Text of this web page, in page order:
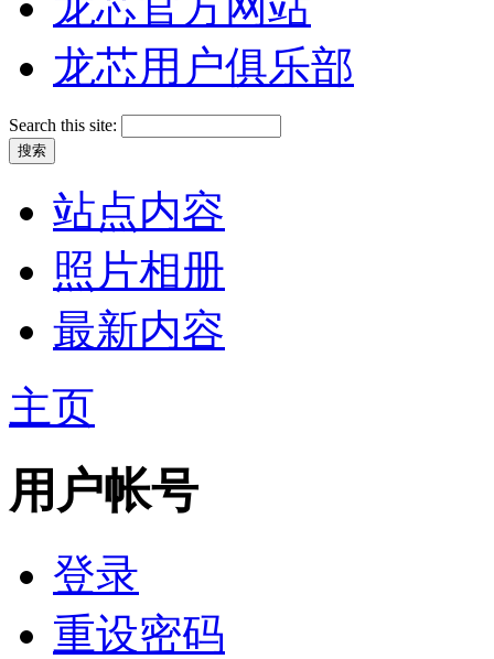
龙芯用户俱乐部
Search this site:
站点内容
照片相册
最新内容
主页
用户帐号
登录
重设密码